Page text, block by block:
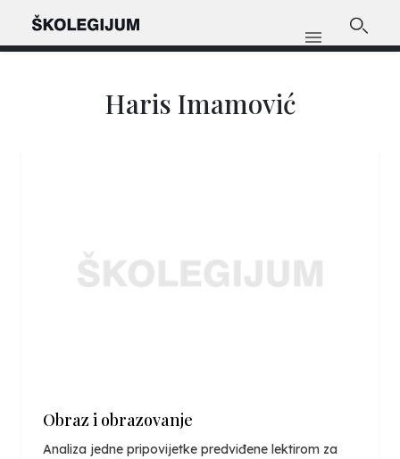
Haris Imamović
Obraz i obrazovanje
Analiza jedne pripovijetke predviđene lektirom za